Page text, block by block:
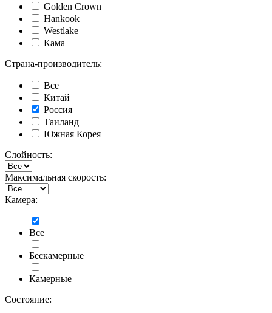
Golden Crown
Hankook
Westlake
Кама
Страна-производитель:
Все
Китай
Россия
Таиланд
Южная Корея
Слойность:
Максимальная скорость:
Камера:
Все
Бескамерные
Камерные
Состояние: